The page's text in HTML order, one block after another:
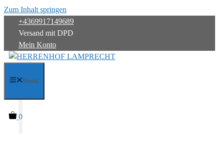
Zum Inhalt springen
+4369917149689
Versand mit DPD
Mein Konto
Menü
0